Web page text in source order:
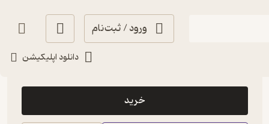
ورود / ثبت‌نام
دانلود اپلیکیشن
1,000
خرید